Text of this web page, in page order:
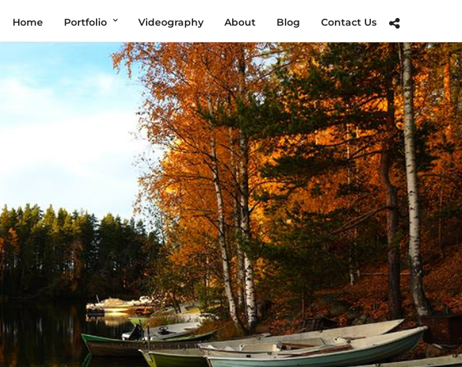
Home Portfolio Videography About Blog Contact Us